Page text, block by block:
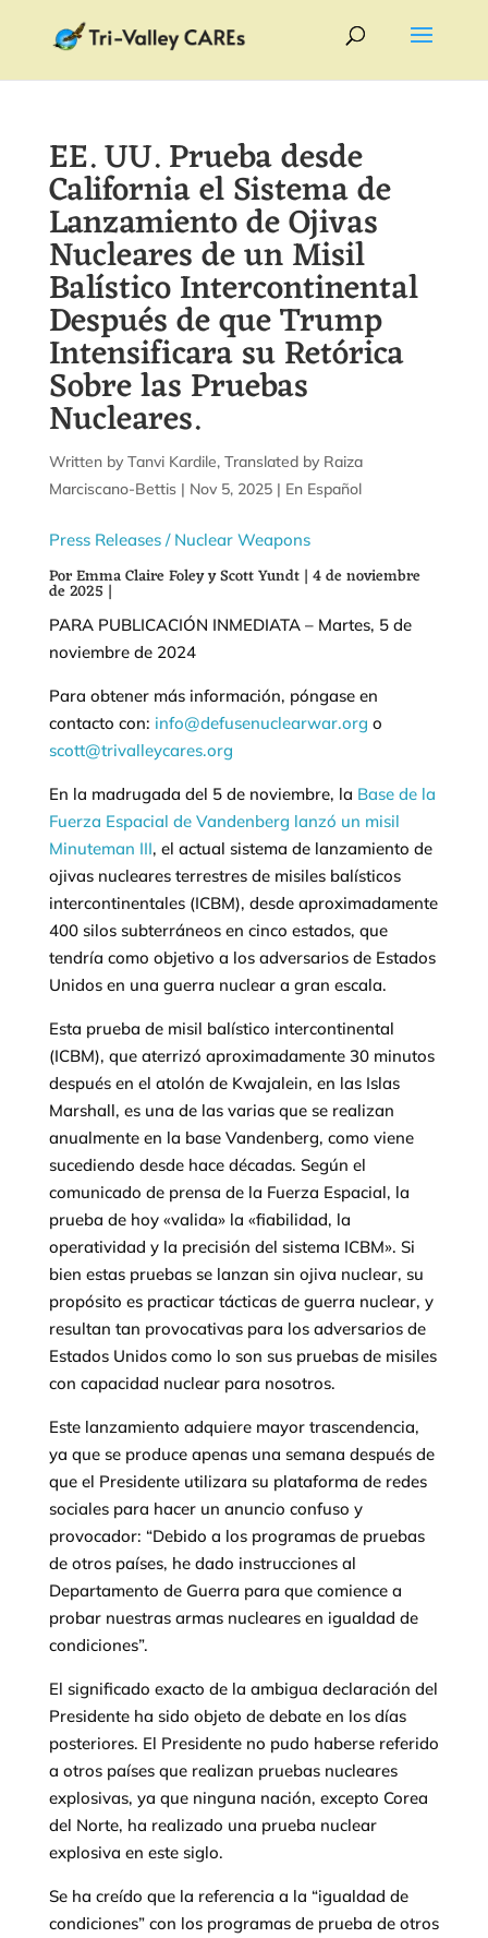
EE. UU. Prueba desde
California el Sistema de
Lanzamiento de Ojivas
Nucleares de un Misil
Balístico Intercontinental
Después de que Trump
Intensificara su Retórica
Sobre las Pruebas
Nucleares.
by
Tanvi Kardile
| Nov 5, 2025| En Español
Press Releases / Nuclear Weapons
Por Emma Claire Foley y Scott Yundt | 4 de noviembre
de 2025 |
PARA PUBLICACIÓN INMEDIATA – Martes, 5 de
noviembre de 2024
Para obtener más información, póngase en
contacto con: info@defusenuclearwar.org o
scott@trivalleycares.org
En la madrugada del 5 de noviembre, la Base de la
Fuerza Espacial de Vandenberg lanzó un misil
Minuteman III, el actual sistema de lanzamiento de
ojivas nucleares terrestres de misiles balísticos
intercontinentales (ICBM), desde aproximadamente
400 silos subterráneos en cinco estados, que
tendría como objetivo a los adversarios de Estados
Unidos en una guerra nuclear a gran escala.
Esta prueba de misil balístico intercontinental
(ICBM), que aterrizó aproximadamente 30 minutos
después en el atolón de Kwajalein, en las Islas
Marshall, es una de las varias que se realizan
anualmente en la base Vandenberg, como viene
sucediendo desde hace décadas. Según el
comunicado de prensa de la Fuerza Espacial, la
prueba de hoy «valida» la «fiabilidad, la
operatividad y la precisión del sistema ICBM». Si
bien estas pruebas se lanzan sin ojiva nuclear, su
propósito es practicar tácticas de guerra nuclear, y
resultan tan provocativas para los adversarios de
Estados Unidos como lo son sus pruebas de misiles
con capacidad nuclear para nosotros.
Este lanzamiento adquiere mayor trascendencia,
ya que se produce apenas una semana después de
que el Presidente utilizara su plataforma de redes
sociales para hacer un anuncio confuso y
provocador: “Debido a los programas de pruebas
de otros países, he dado instrucciones al
Departamento de Guerra para que comience a
probar nuestras armas nucleares en igualdad de
condiciones”.
El significado exacto de la ambigua declaración del
Presidente ha sido objeto de debate en los días
posteriores. El Presidente no pudo haberse referido
a otros países que realizan pruebas nucleares
explosivas, ya que ninguna nación, excepto Corea
del Norte, ha realizado una prueba nuclear
explosiva en este siglo.
Se ha creído que la referencia a la “igualdad de
condiciones” con los programas de prueba de otros